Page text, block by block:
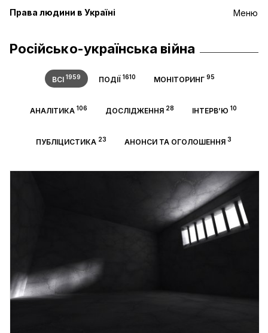
Меню
Права людини в Україні
Російсько-українська війна
ВСІ 1959 ПОДІЇ 1610 МОНІТОРИНГ 95
АНАЛІТИКА 106 ДОСЛІДЖЕННЯ 28 ІНТЕРВ’Ю 10
ПУБЛІЦИСТИКА 23 АНОНСИ ТА ОГОЛОШЕННЯ3